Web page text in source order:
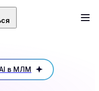
в МЛМ